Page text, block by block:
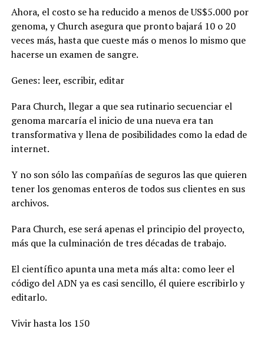
Ahora, el costo se ha reducido a menos de US$5.000 por
genoma, y Church asegura que pronto bajará 10 o 20
veces más, hasta que cueste más o menos lo mismo que
hacerse un examen de sangre.
Genes: leer, escribir, editar
Para Church, llegar a que sea rutinario secuenciar el
genoma marcaría el inicio de una nueva era tan
transformativa y llena de posibilidades como la edad de
internet.
Y no son sólo las compañías de seguros las que quieren
tener los genomas enteros de todos sus clientes en sus
archivos.
Para Church, ese será apenas el principio del proyecto,
más que la culminación de tres décadas de trabajo.
El científico apunta una meta más alta: como leer el
código del ADN ya es casi sencillo, él quiere escribirlo y
editarlo.
Vivir hasta los 150